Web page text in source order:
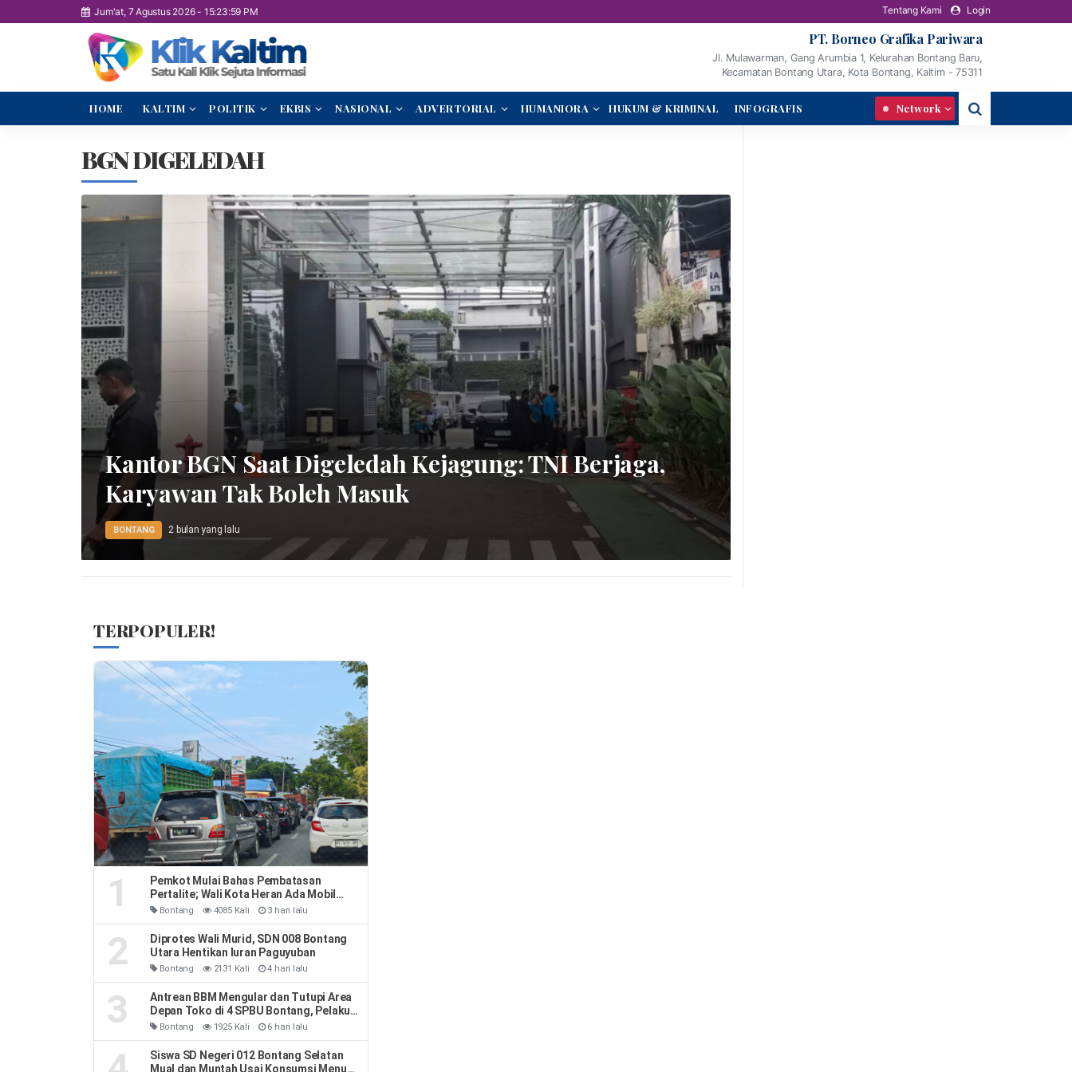
Jum'at, 7 Agustus 2026- 15:23:59 PM Tentang Kami Login
PT. Borneo Grafika Pariwara
Jl. Mulawarman, Gang Arumbia 1, Kelurahan Bontang Baru,
Kecamatan Bontang Utara, Kota Bontang, Kaltim - 75311
HOME KALTIM POLITIK EKBIS NASIONAL ADVERTORIAL HUMANIORA HUKUM & KRIMINAL INFOGRAFIS Network
BGN DIGELEDAH
Kantor BGN Saat Digeledah Kejagung: TNI Berjaga,
Karyawan Tak Boleh Masuk
BONTANG 2 bulan yang lalu
TERPOPULER!
1
Pemkot Mulai Bahas Pembatasan
Pertalite; Wali Kota Heran Ada Mobil
Habiskan 40 Liter Sehari
Bontang 4085 Kali 3 hari lalu
2
Diprotes Wali Murid, SDN 008 Bontang
Utara Hentikan Iuran Paguyuban
Bontang 2131 Kali 4 hari lalu
3
Antrean BBM Mengular dan Tutupi Area
Depan Toko di 4 SPBU Bontang, Pelaku
Usaha Rugi
Bontang 1925 Kali 6 hari lalu
Siswa SD Negeri 012 Bontang Selatan
Mual dan Muntah Usai Konsumsi Menu